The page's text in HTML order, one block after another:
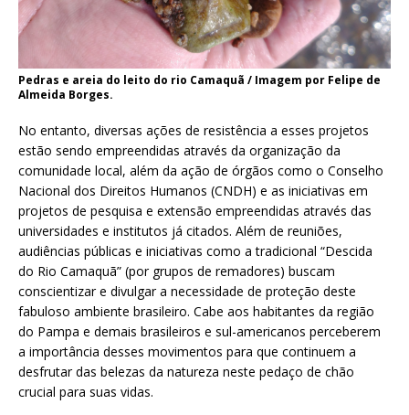
Pedras e areia do leito do rio Camaquã / Imagem por Felipe de
Almeida Borges.
No entanto, diversas ações de resistência a esses projetos
estão sendo empreendidas através da organização da
comunidade local, além da ação de órgãos como o Conselho
Nacional dos Direitos Humanos (CNDH) e as iniciativas em
projetos de pesquisa e extensão empreendidas através das
universidades e institutos já citados. Além de reuniões,
audiências públicas e iniciativas como a tradicional “Descida
do Rio Camaquã” (por grupos de remadores) buscam
conscientizar e divulgar a necessidade de proteção deste
fabuloso ambiente brasileiro. Cabe aos habitantes da região
do Pampa e demais brasileiros e sul-americanos perceberem
a importância desses movimentos para que continuem a
desfrutar das belezas da natureza neste pedaço de chão
crucial para suas vidas.